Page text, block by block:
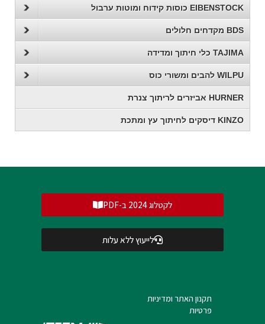
EIBENSTOCK כוסות קידוח ומוטות ערבול
BDS מקדחים חלולים
TAJIMA כלי חיתוך ומדידה
WILPU להבים ומשורי כוס
HURNER אביזרים לריתוך צנרת
KINZO דיסקים לחיתוך עץ ומתכת
לקטלוג 2024 ב-PDF
לייעוץ ללא עלות
תקנון האתר ומדיניות
פרטיות